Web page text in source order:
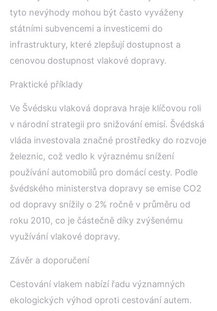
tyto nevýhody mohou být často vyváženy
státními subvencemi a investicemi do
infrastruktury, které zlepšují dostupnost a
cenovou dostupnost vlakové dopravy.
Praktické příklady
Ve Švédsku vlaková doprava hraje klíčovou roli
v národní strategii pro snižování emisí. Švédská
vláda investovala značné prostředky do rozvoje
železnic, což vedlo k výraznému snížení
používání automobilů pro domácí cesty. Podle
švédského ministerstva dopravy se emise CO2
od dopravy snížily o 2% ročně v průměru od
roku 2010, co je částečně díky zvýšenému
využívání vlakové dopravy.
Závěr a doporučení
Cestování vlakem nabízí řadu významných
ekologických výhod oproti cestování autem.